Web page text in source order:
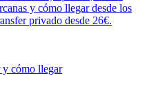
y cómo llegar desde los
privado desde 26€.